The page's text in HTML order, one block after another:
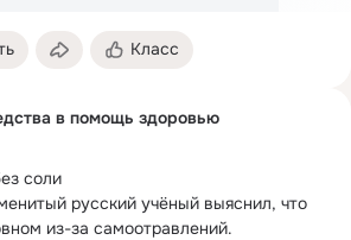
Класс
в помощь здоровью
соли
русский учёный выяснил, что
из-за самоотравлений.